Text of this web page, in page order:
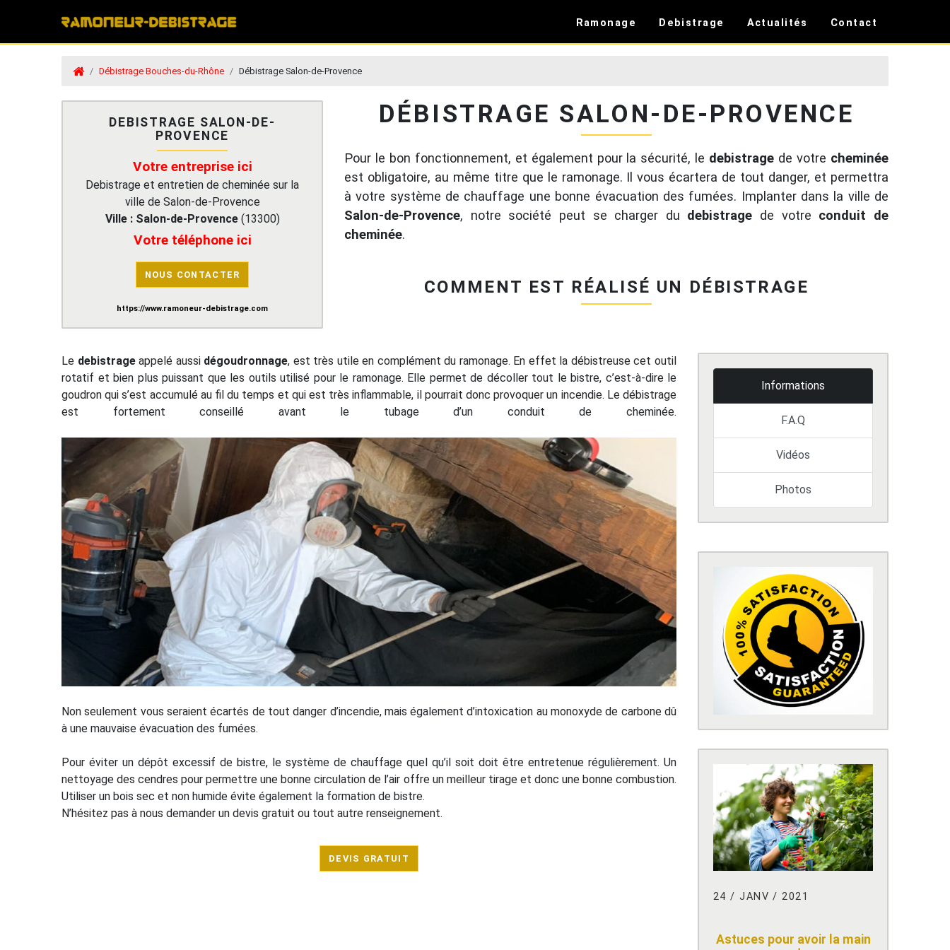
Ramonage Debistrage Actualités Contact
Débistrage Bouches-du-Rhône Débistrage Salon-de-Provence
DEBISTRAGE SALON-DE-
PROVENCE
Votre entreprise ici
Debistrage et entretien de cheminée sur la
ville de Salon-de-Provence
Ville : Salon-de-Provence(13300)
Votre téléphone ici
NOUS CONTACTER
https://www.ramoneur-debistrage.com
DÉBISTRAGE SALON-DE-PROVENCE
Pour le bon fonctionnement, et également pour la sécurité, le debistrage de votre cheminée
est obligatoire, au même titre que le ramonage. Il vous écartera de tout danger, et permettra
à votre système de chauffage une bonne évacuation des fumées. Implanter dans la ville de
Salon-de-Provence, notre société peut se charger du debistrage de votre conduit de
cheminée.
COMMENT EST RÉALISÉ UN DÉBISTRAGE
Le debistrageappelé aussi dégoudronnage, est très utile en complément du ramonage. En effet la débistreuse cet outil
rotatif et bien plus puissant que les outils utilisé pour le ramonage. Elle permet de décoller tout le bistre, c’est-à-dire le
goudron qui s’est accumulé au fil du temps et qui est très inflammable, il pourrait donc provoquer un incendie. Le débistrage
est fortement conseillé avant le tubage d’un conduit de cheminée.
Non seulement vous seraient écartés de tout danger d’incendie, mais également d’intoxication au monoxyde de carbone dû
à une mauvaise évacuation des fumées.
Pour éviter un dépôt excessif de bistre, le système de chauffage quel qu’il soit doit être entretenue régulièrement. Un
nettoyage des cendres pour permettre une bonne circulation de l’air offre un meilleur tirage et donc une bonne combustion.
Utiliser un bois sec et non humide évite également la formation de bistre.
N’hésitez pas à nous demander un devis gratuit ou tout autre renseignement.
DEVIS GRATUIT
Informations
F.A.Q
Vidéos
Photos
24 / JANV / 2021
Astuces pour avoir la main